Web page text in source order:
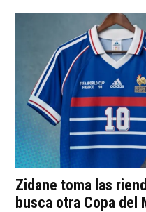
Zidane toma las
busca otra Copa del